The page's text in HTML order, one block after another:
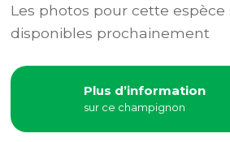
Les photos pour cette espèce
disponibles prochainement
Plus d’information
sur ce champignon